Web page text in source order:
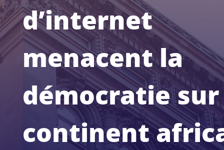
d’internet
menacent la
démocratie
continent